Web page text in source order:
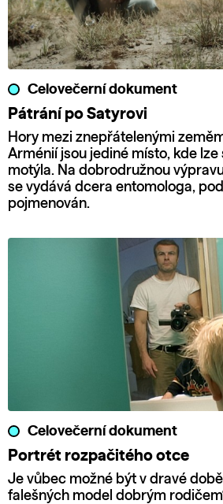
Celovečerní dokument
Pátrání po Satyrovi
Hory mezi znepřátelenými
Arménií jsou jediné místo, kde
motýla. Na dobrodružnou
se vydává dcera entomologa,
pojmenován.
Celovečerní dokument
Portrét rozpačitého otce
Je vůbec možné být v dravé
falešných model dobrým